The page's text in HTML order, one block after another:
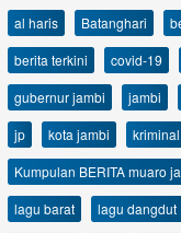
al haris Batanghari
berita terkini
covid-19
gubernur jambi
jambi
jp
kota jambi kriminal
Kumpulan BERITA muaro
lagu barat
lagu dangdut